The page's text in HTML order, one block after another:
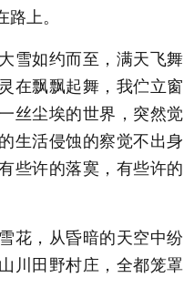
上。
如约而至，满天飞舞
在飘飘起舞，我伫立窗
丝尘埃的世界，突然觉
生活侵蚀的察觉不出身
些许的落寞，有些许的
，从昏暗的天空中纷
川田野村庄，全都笼罩